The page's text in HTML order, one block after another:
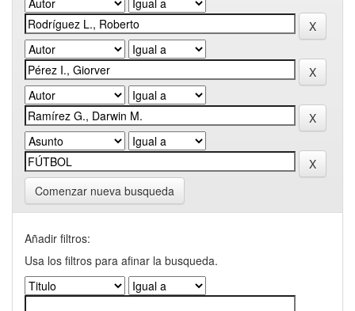
Comenzar nueva busqueda
Añadir filtros:
Usa los filtros para afinar la busqueda.